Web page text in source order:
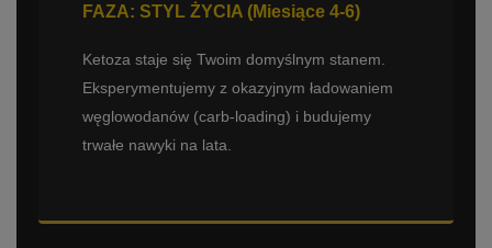
FAZA: STYL ŻYCIA (Miesiące 4-6)
Ketoza staje się Twoim domyślnym stanem.
Eksperymentujemy z okazyjnym ładowaniem
węglowodanów (carb-loading) i budujemy
trwałe nawyki na lata.